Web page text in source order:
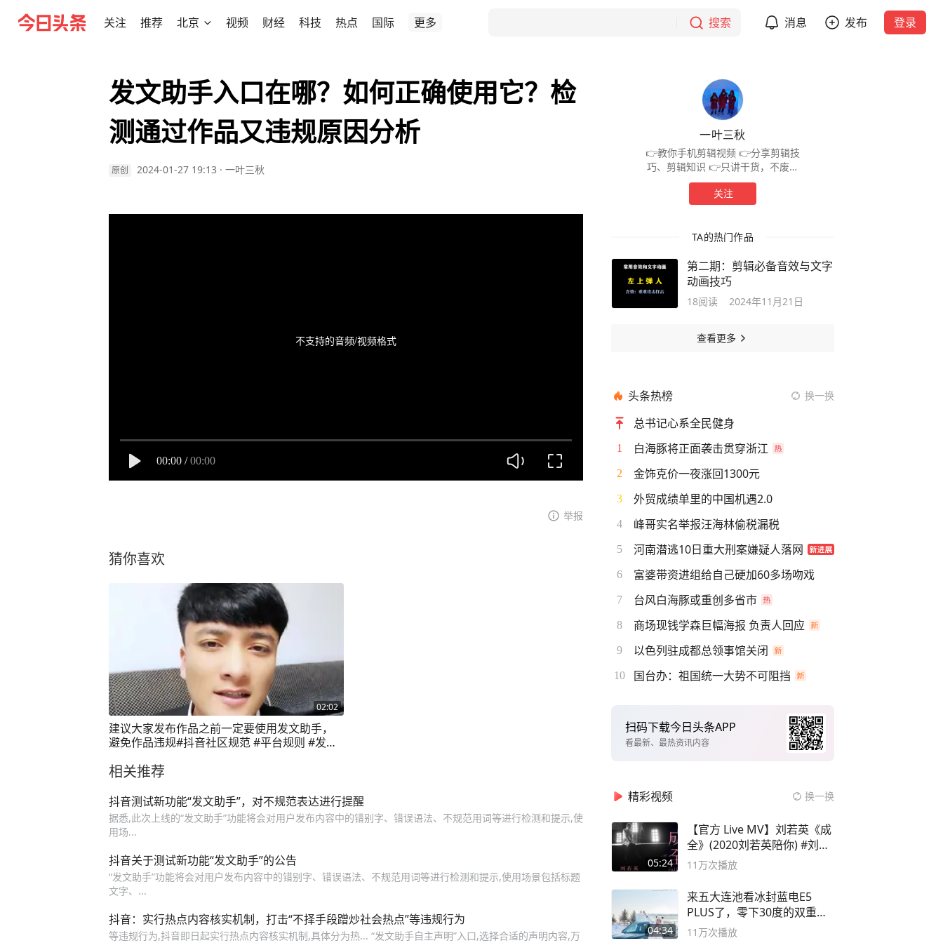
关注 推荐 北京 视频 财经 科技 热点 国际 更多 搜索 消息 发布 登录
发文助手入口在哪？如何正确使用它？检
测通过作品又违规原因分析
原创 2024-01-27 19:13 · 一叶三秋
不支持的音频/视频格式
00:00 / 00:00
举报
猜你喜欢
02:02
建议大家发布作品之前一定要使用发文助手，
避免作品违规#抖音社区规范 #平台规则 #发文
相关推荐
抖音测试新功能“发文助手”，对不规范表达进行提醒
据悉,此次上线的“发文助手”功能将会对用户发布内容中的错别字、错误语法、不规范用词等进行检测和提示,使
用场...
抖音关于测试新功能“发文助手”的公告
“发文助手”功能将会对用户发布内容中的错别字、错误语法、不规范用词等进行检测和提示,使用场景包括标题
文字、...
抖音：实行热点内容核实机制，打击“不择手段蹭炒社会热点”等违规行为
等违规行为,抖音即日起实行热点内容核实机制,具体分为热... “发文助手自主声明”入口,选择合适的声明内容,万
一叶三秋
👉教你手机剪辑视频 👉分享剪辑技
巧、剪辑知识 👉只讲干货，不废话
👉每天学习一点，进步一点
关注
TA的热门作品
第二期：剪辑必备音效与文字
动画技巧
18阅读 2024年11月21日
查看更多
头条热榜 换一换
总书记心系全民健身
1 白海豚将正面袭击贯穿浙江
2 金饰克价一夜涨回1300元
3 外贸成绩单里的中国机遇2.0
4 峰哥实名举报汪海林偷税漏税
5 河南潜逃10日重大刑案嫌疑人落网
6 富婆带资进组给自己硬加60多场吻戏
7 台风白海豚或重创多省市
8 商场现钱学森巨幅海报 负责人回应
9 以色列驻成都总领事馆关闭
10 国台办：祖国统一大势不可阻挡
扫码下载今日头条APP
看最新、最热资讯内容
精彩视频 换一换
05:24
【官方 Live MV】刘若英《成
全》(2020刘若英陪你) #刘若
英 #成全
11万次播放
04:34
来五大连池看冰封蓝电E5
PLUS了，零下30度的双重冰
封40小时全录
11万次播放